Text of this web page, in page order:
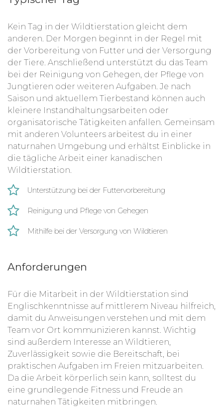
Kein Tag in der Wildtierstation gleicht dem
anderen. Der Morgen beginnt in der Regel mit
der Vorbereitung von Futter und der Versorgung
der Tiere. Anschließend unterstützt du das Team
bei der Reinigung von Gehegen, der Pflege von
Jungtieren oder weiteren Aufgaben. Je nach
Saison und aktuellem Tierbestand können auch
kleinere Instandhaltungsarbeiten oder
organisatorische Tätigkeiten anfallen. Gemeinsam
mit anderen Volunteers arbeitest du in einer
naturnahen Umgebung und erhältst Einblicke in
die tägliche Arbeit einer kanadischen
Wildtierstation.
Unterstützung bei der Futtervorbereitung
Reinigung und Pflege von Gehegen
Mithilfe bei der Versorgung von Wildtieren
Anforderungen
Für die Mitarbeit in der Wildtierstation sind
Englischkenntnisse auf mittlerem Niveau hilfreich,
damit du Anweisungen verstehen und mit dem
Team vor Ort kommunizieren kannst. Wichtig
sind außerdem Interesse an Wildtieren,
Zuverlässigkeit sowie die Bereitschaft, bei
praktischen Aufgaben im Freien mitzuarbeiten.
Da die Arbeit körperlich sein kann, solltest du
eine grundlegende Fitness und Freude an
naturnahen Tätigkeiten mitbringen.